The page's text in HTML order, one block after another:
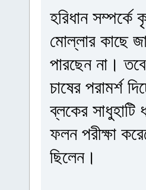
হরিধান
মোল্লার কাছে
পারছেন না।
চাষের পরামর্শ
ব্লকের
ফলন পরীক্ষা
ছিলেন।